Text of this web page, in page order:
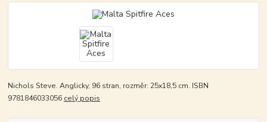
Nichols Steve. Anglicky, 96 stran, rozměr: 25x18,5 cm. ISBN
9781846033056 celý popis